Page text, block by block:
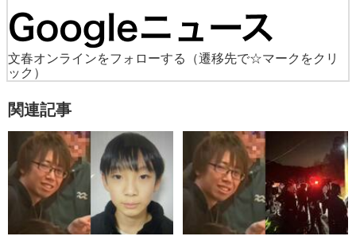
文春オンラインをフォローする
（遷移先で☆マークをクリ
ック）
関連記事